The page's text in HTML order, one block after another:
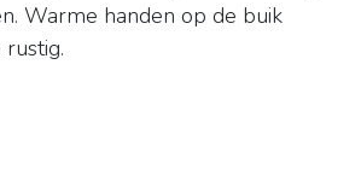
Warme handen op de buik